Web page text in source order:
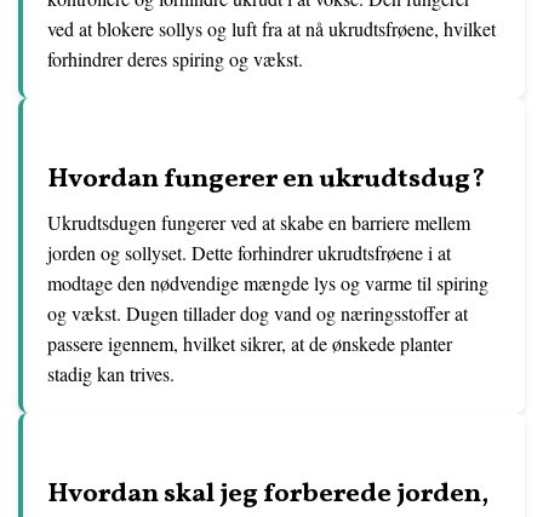
ved at blokere sollys og luft fra at nå ukrudtsfrøene, hvilket
forhindrer deres spiring og vækst.
Hvordan fungerer en ukrudtsdug?
Ukrudtsdugen fungerer ved at skabe en barriere mellem
jorden og sollyset. Dette forhindrer ukrudtsfrøene i at
modtage den nødvendige mængde lys og varme til spiring
og vækst. Dugen tillader dog vand og næringsstoffer at
passere igennem, hvilket sikrer, at de ønskede planter
stadig kan trives.
Hvordan skal jeg forberede jorden,